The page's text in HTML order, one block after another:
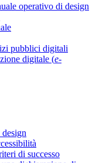
operativo di design
pubblici digitali
digitale (e-
di successo